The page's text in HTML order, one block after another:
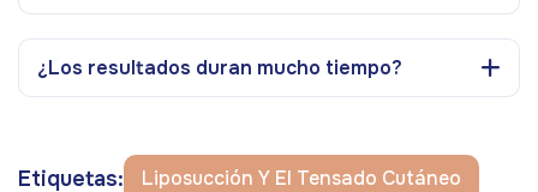
¿Los resultados duran mucho tiempo?
Etiquetas: Liposucción Y El Tensado Cutáneo